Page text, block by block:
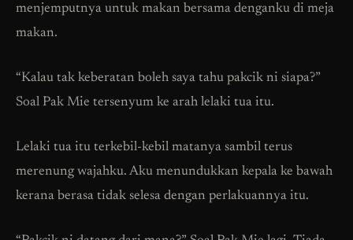
menjemputnya untuk makan bersama denganku di meja
makan.
“Kalau tak keberatan boleh saya tahu pakcik ni siapa?”
Soal Pak Mie tersenyum ke arah lelaki tua itu.
Lelaki tua itu terkebil-kebil matanya sambil terus
merenung wajahku. Aku menundukkan kepala ke bawah
kerana berasa tidak selesa dengan perlakuannya itu.